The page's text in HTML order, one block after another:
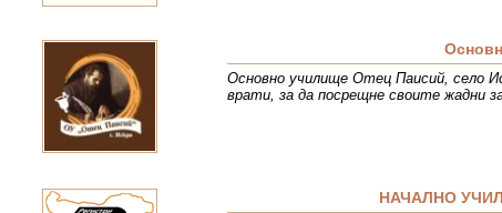
Основно училище Отец Паисий, село
врати, за да посрещне своите жадни
НАЧАЛНО